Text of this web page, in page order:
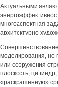
Актуальными
многоаспектная
архитектурно-
моделирования, но
или сооружения
плоскость,
«раскрашенную»